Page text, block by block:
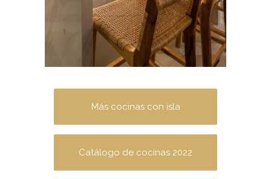
Más cocinas con isla
Catálogo de cocinas 2022